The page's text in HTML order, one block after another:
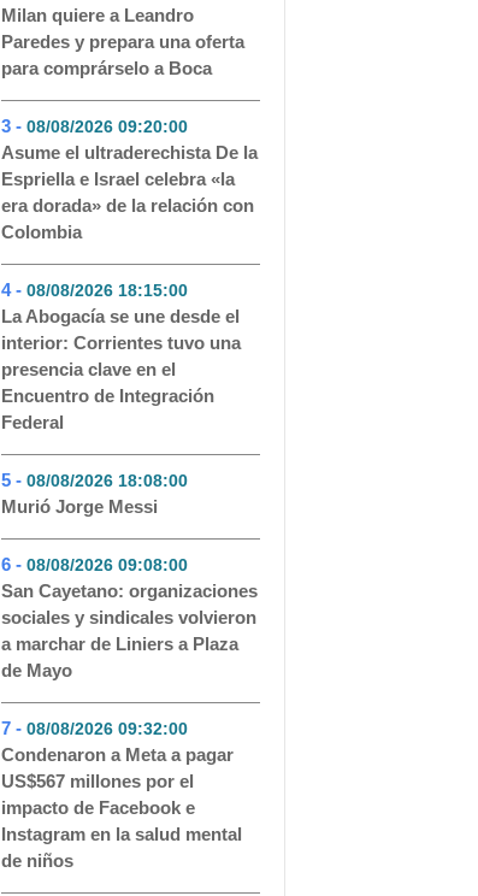
Milan quiere a Leandro
Paredes y prepara una oferta
para comprárselo a Boca
3 - 08/08/2026 09:20:00- 118
Asume el ultraderechista De la
Espriella e Israel celebra «la
era dorada» de la relación con
Colombia
4 - 08/08/2026 18:15:00- 105
La Abogacía se une desde el
interior: Corrientes tuvo una
presencia clave en el
Encuentro de Integración
Federal
5 - 08/08/2026 18:08:00- 92
Murió Jorge Messi
6 - 08/08/2026 09:08:00- 72
San Cayetano: organizaciones
sociales y sindicales volvieron
a marchar de Liniers a Plaza
de Mayo
7 - 08/08/2026 09:32:00- 53
Condenaron a Meta a pagar
US$567 millones por el
impacto de Facebook e
Instagram en la salud mental
de niños